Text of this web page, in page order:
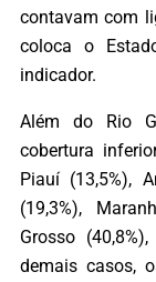
contavam com
coloca o
indicador.
Além do Rio
cobertura
Piauí (13,5%),
(19,3%),
Grosso
demais casos,